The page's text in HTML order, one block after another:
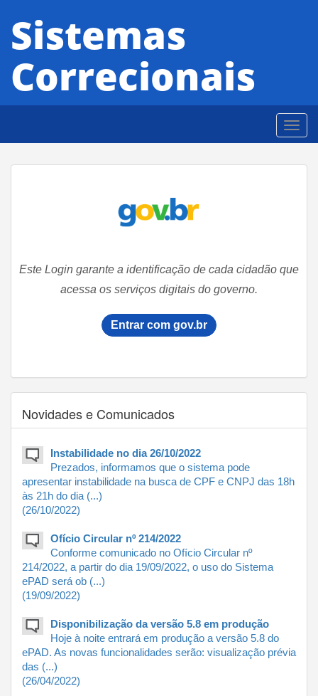
Sistemas
Correcionais
Este Login garante a identificação de cada cidadão que
acessa os serviços digitais do governo.
Novidades e Comunicados
Instabilidade no dia 26/10/2022
Prezados, informamos que o sistema pode
apresentar instabilidade na busca de CPF e CNPJ das 18h
às 21h do dia (...)
(26/10/2022)
Ofício Circular nº 214/2022
Conforme comunicado no Ofício Circular nº
214/2022, a partir do dia 19/09/2022, o uso do Sistema
ePAD será ob (...)
(19/09/2022)
Disponibilização da versão 5.8 em produção
Hoje à noite entrará em produção a versão 5.8 do
ePAD. As novas funcionalidades serão: visualização prévia
das (...)
(26/04/2022)